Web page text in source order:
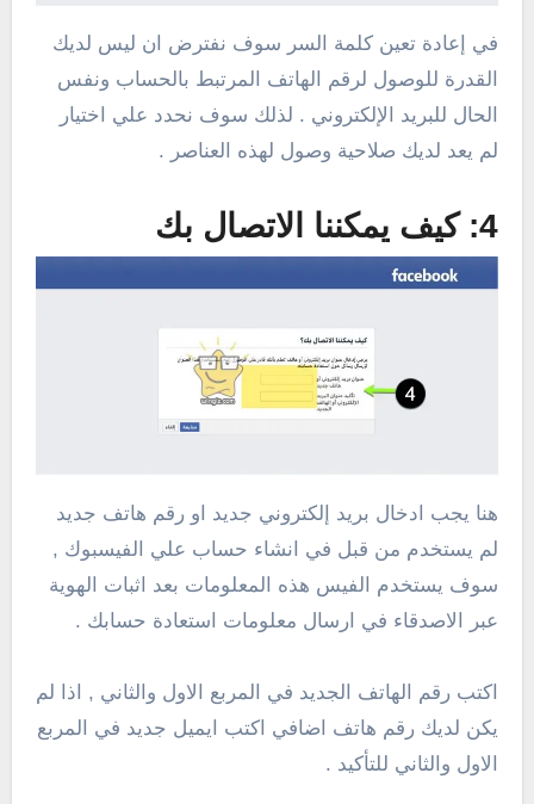
في إعادة تعين كلمة السر سوف نفترض ان ليس لديك
القدرة للوصول لرقم الهاتف المرتبط بالحساب ونفس
الحال للبريد الإلكتروني . لذلك سوف نحدد علي اختيار
لم يعد لديك صلاحية وصول لهذه العناصر .
4: كيف يمكننا الاتصال بك
هنا يجب ادخال بريد إلكتروني جديد او رقم هاتف جديد
لم يستخدم من قبل في انشاء حساب علي الفيسبوك ,
سوف يستخدم الفيس هذه المعلومات بعد اثبات الهوية
عبر الاصدقاء في ارسال معلومات استعادة حسابك .
اكتب رقم الهاتف الجديد في المربع الاول والثاني , اذا لم
يكن لديك رقم هاتف اضافي اكتب ايميل جديد في المربع
الاول والثاني للتأكيد .